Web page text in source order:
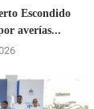
Escondido
averías...